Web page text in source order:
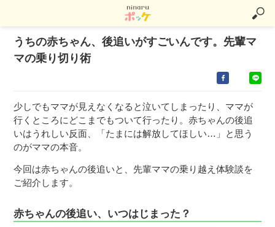
うちの赤ちゃん、後追いがすごいんです。先輩マ
マの乗り切り術
少しでもママが見えなくなると泣いてしまったり、ママが
行くところにどこまでもついて行ったり。赤ちゃんの後追
いはうれしい反面、「たまには解放してほしい…」と思う
のがママの本音。
今回は赤ちゃんの後追いと、先輩ママの乗り越え体験談を
ご紹介します。
赤ちゃんの後追い、いつはじまった？